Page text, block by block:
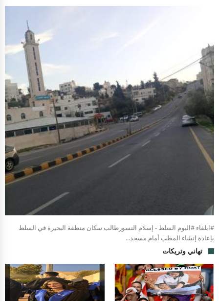
#ابلقاء #اليوم السلط - إسلام النسورطالب سكان منطقة البحيرة في السلط
بإعادة إنشاء المطب أمام مسجد...
تهاني وتريكات